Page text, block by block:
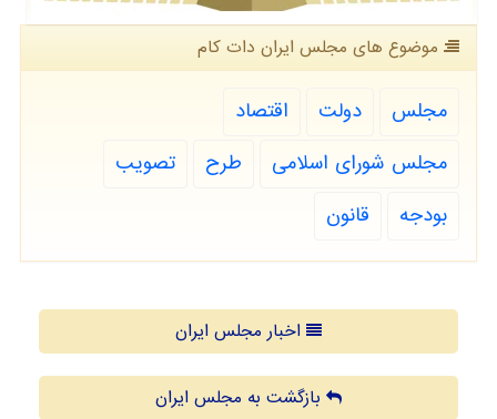
موضوع های مجلس ایران دات كام
مجلس دولت
اقتصاد
مجلس شورای اسلامی
طرح
تصویب
بودجه
قانون
اخبار مجلس ایران
بازگشت به مجلس ایران